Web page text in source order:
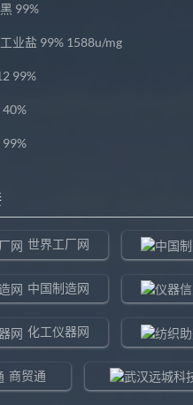
99%
业盐 99% 1588u/mg
99%
世界工厂网
中国制造网
化工仪器网
商贸通